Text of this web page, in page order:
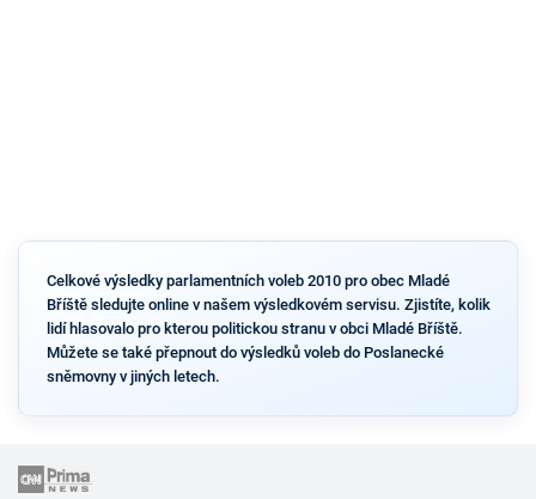
Celkové výsledky parlamentních voleb 2010 pro obec Mladé
Bříště sledujte online v našem výsledkovém servisu. Zjistíte, kolik
lidí hlasovalo pro kterou politickou stranu v obci Mladé Bříště.
Můžete se také přepnout do výsledků voleb do Poslanecké
sněmovny v jiných letech.